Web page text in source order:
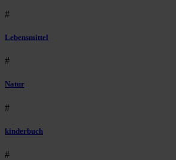
#
Lebensmittel
#
Natur
#
kinderbuch
#